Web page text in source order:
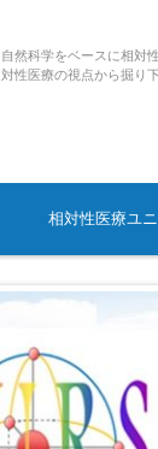
自然科学をベースに相対
対性医療の視点から掘り
相対性医療ユ